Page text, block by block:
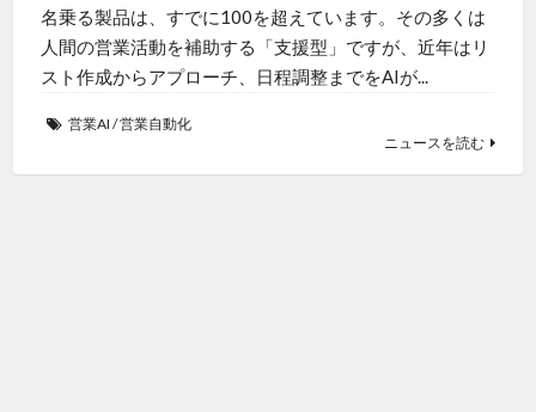
名乗る製品は、すでに100を超えています。その多くは
人間の営業活動を補助する「支援型」ですが、近年はリ
スト作成からアプローチ、日程調整までをAIが...
営業AI /営業自動化
ニュースを読む